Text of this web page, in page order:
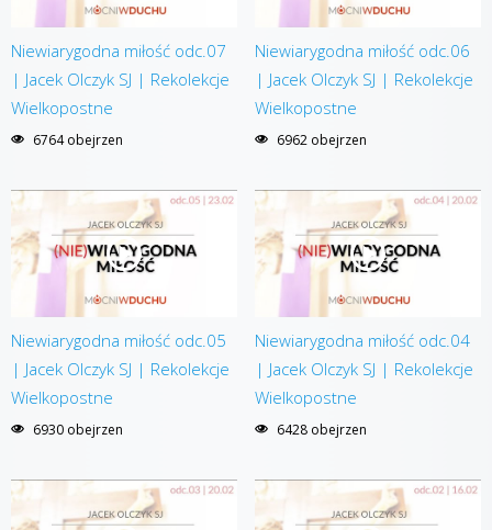
Niewiarygodna miłość odc.07
| Jacek Olczyk SJ | Rekolekcje
Wielkopostne
6764 obejrzen
Niewiarygodna miłość odc.06
| Jacek Olczyk SJ | Rekolekcje
Wielkopostne
6962 obejrzen
Niewiarygodna miłość odc.05
| Jacek Olczyk SJ | Rekolekcje
Wielkopostne
6930 obejrzen
Niewiarygodna miłość odc.04
| Jacek Olczyk SJ | Rekolekcje
Wielkopostne
6428 obejrzen